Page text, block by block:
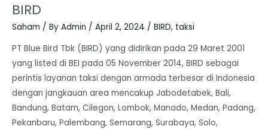
BIRD
Saham / By Admin / April 2, 2024 / BIRD, taksi
PT Blue Bird Tbk (BIRD) yang didirikan pada 29 Maret 2001
yang listed di BEI pada 05 November 2014, BIRD sebagai
perintis layanan taksi dengan armada terbesar di Indonesia
dengan jangkauan area mencakup Jabodetabek, Bali,
Bandung, Batam, Cilegon, Lombok, Manado, Medan, Padang,
Pekanbaru, Palembang, Semarang, Surabaya, Solo,